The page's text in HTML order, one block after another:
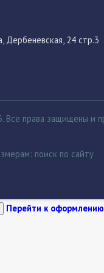
Дербеневская, 24 стр.3
Все права защищены и
поиск по сайту
Перейти к оформлению